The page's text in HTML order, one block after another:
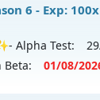
máy chủ
Chúa
6 - Exp:
- Alpha Test:
Beta: 01/08/